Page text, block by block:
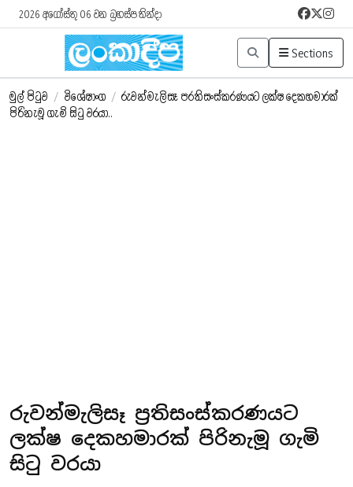
2026 අගෝස්තු 06 වන බ්‍රහස්පතින්දා
Sections
මුල් පිටුව / විශේෂාංග / රුවන්මැලිසෑ ප‍්‍රතිසංස්කරණයට ලක්ෂ දෙකහමාරක්
පිරිනැමූ ගැමි සිටු වරයා..
රුවන්මැලිසෑ ප‍්‍රතිසංස්කරණයට
ලක්ෂ දෙකහමාරක් පිරිනැමූ ගැමි
සිටු වරයා